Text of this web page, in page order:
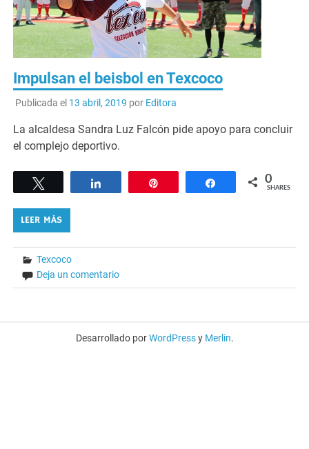
Impulsan el beisbol en Texcoco
Publicada el 13 abril, 2019 por Editora
La alcaldesa Sandra Luz Falcón pide apoyo para concluir
el complejo deportivo.
Share 0
SHARES
LEER MÁS
Texcoco
Deja un comentario
Desarrollado porWordPressy Merlin.